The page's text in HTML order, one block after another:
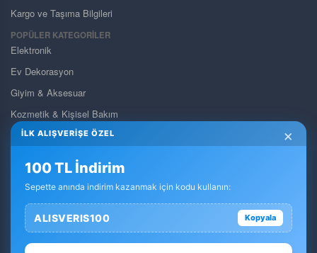
Kargo ve Taşıma Bilgileri
POPÜLER KATEGORİLER
Elektronik
Ev Dekorasyon
Giyim & Aksesuar
Kozmetik & Kişisel Bakım
Pet Shop
Takı & Gözlük & Saat
Yapı Market & Bahçe
Anne & Bebek & Oyuncak
Dolar Ürün Kategorisi
×
İLK ALIŞVERİŞE ÖZEL
100 TL İndirim
Sepette anında indirim kazanmak için kodu kullanın:
ALISVERIS100 Kopyala